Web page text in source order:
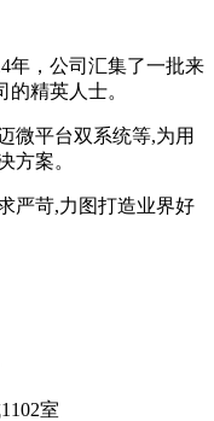
年，公司汇集了一批来
精英人士。
微平台双系统等,为用
方案。
严苛,力图打造业界好
室